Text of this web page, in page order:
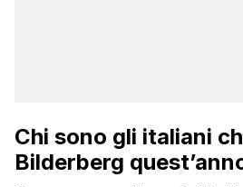
Chi sono gli italiani
Bilderberg